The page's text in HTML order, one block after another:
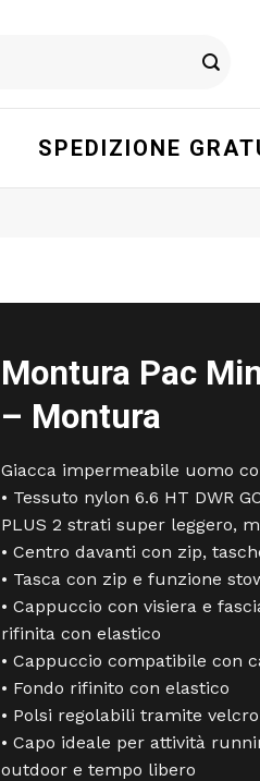
SPEDIZIONE
Montura Pac
– Montura
Giacca impermeabile uomo
• Tessuto nylon 6.6 HT DWR
PLUS 2 strati super leggero,
• Centro davanti con zip,
• Tasca con zip e funzione
• Cappuccio con visiera e
rifinita con elastico
• Cappuccio compatibile con
• Fondo rifinito con elastico
• Polsi regolabili tramite velcro
• Capo ideale per attività
outdoor e tempo libero